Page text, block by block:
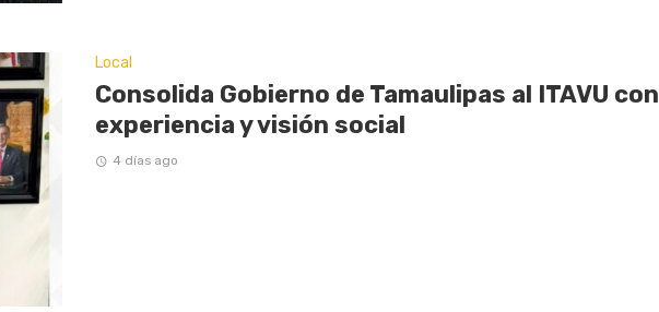
Local
Consolida Gobierno de Tamaulipas al ITAVU con
experiencia y visión social
4 días ago